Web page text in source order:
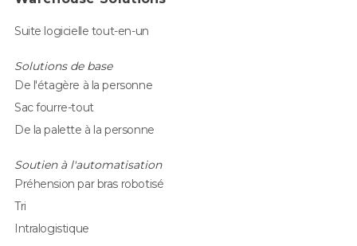
Suite logicielle tout-en-un
Solutions de base
De l'étagère à la personne
Sac fourre-tout
De la palette à la personne
Soutien à l'automatisation
Préhension par bras robotisé
Tri
Intralogistique